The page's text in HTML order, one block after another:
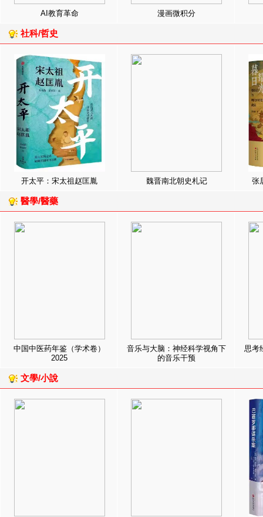
AI教育革命 漫画微积分
社科/哲史
开太平：宋太祖赵匡胤 魏晋南北朝史札记 张
醫學/醫藥
中国中医药年鉴（学术卷）
2025
音乐与大脑：神经科学视角下
的音乐干预
思考
文學/小說